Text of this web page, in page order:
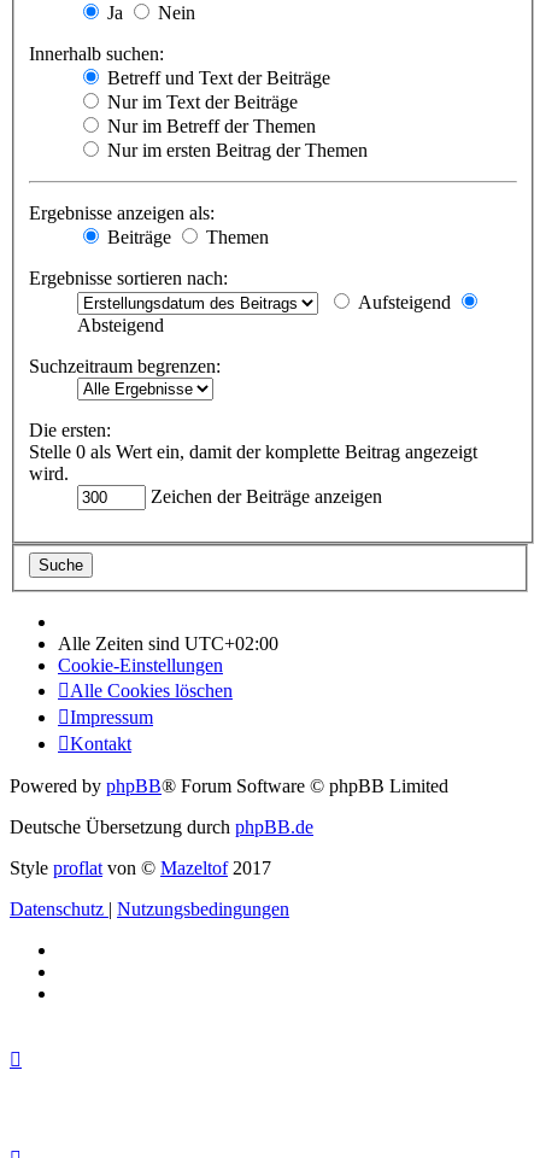
Ja
Nein
Innerhalb suchen:
Betreff und Text der Beiträge
Nur im Text der Beiträge
Nur im Betreff der Themen
Nur im ersten Beitrag der Themen
Ergebnisse anzeigen als:
Beiträge
Themen
Ergebnisse sortieren nach:
Aufsteigend
Absteigend
Suchzeitraum begrenzen:
Die ersten:
Stelle 0 als Wert ein, damit der komplette Beitrag angezeigt
wird.
Zeichen der Beiträge anzeigen
Alle Zeiten sind UTC+02:00
Cookie-Einstellungen
Alle Cookies löschen
Impressum
Kontakt
Powered by phpBB® Forum Software © phpBB Limited
Deutsche Übersetzung durch phpBB.de
Style proflat von © Mazeltof2017
Datenschutz | Nutzungsbedingungen